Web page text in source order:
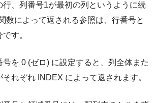
行、列番号1が最初の列というように続
数によって返される参照は、行番号と
す。
を 0 (ゼロ) に設定すると、列全体また
れぞれ INDEX によって返されます。